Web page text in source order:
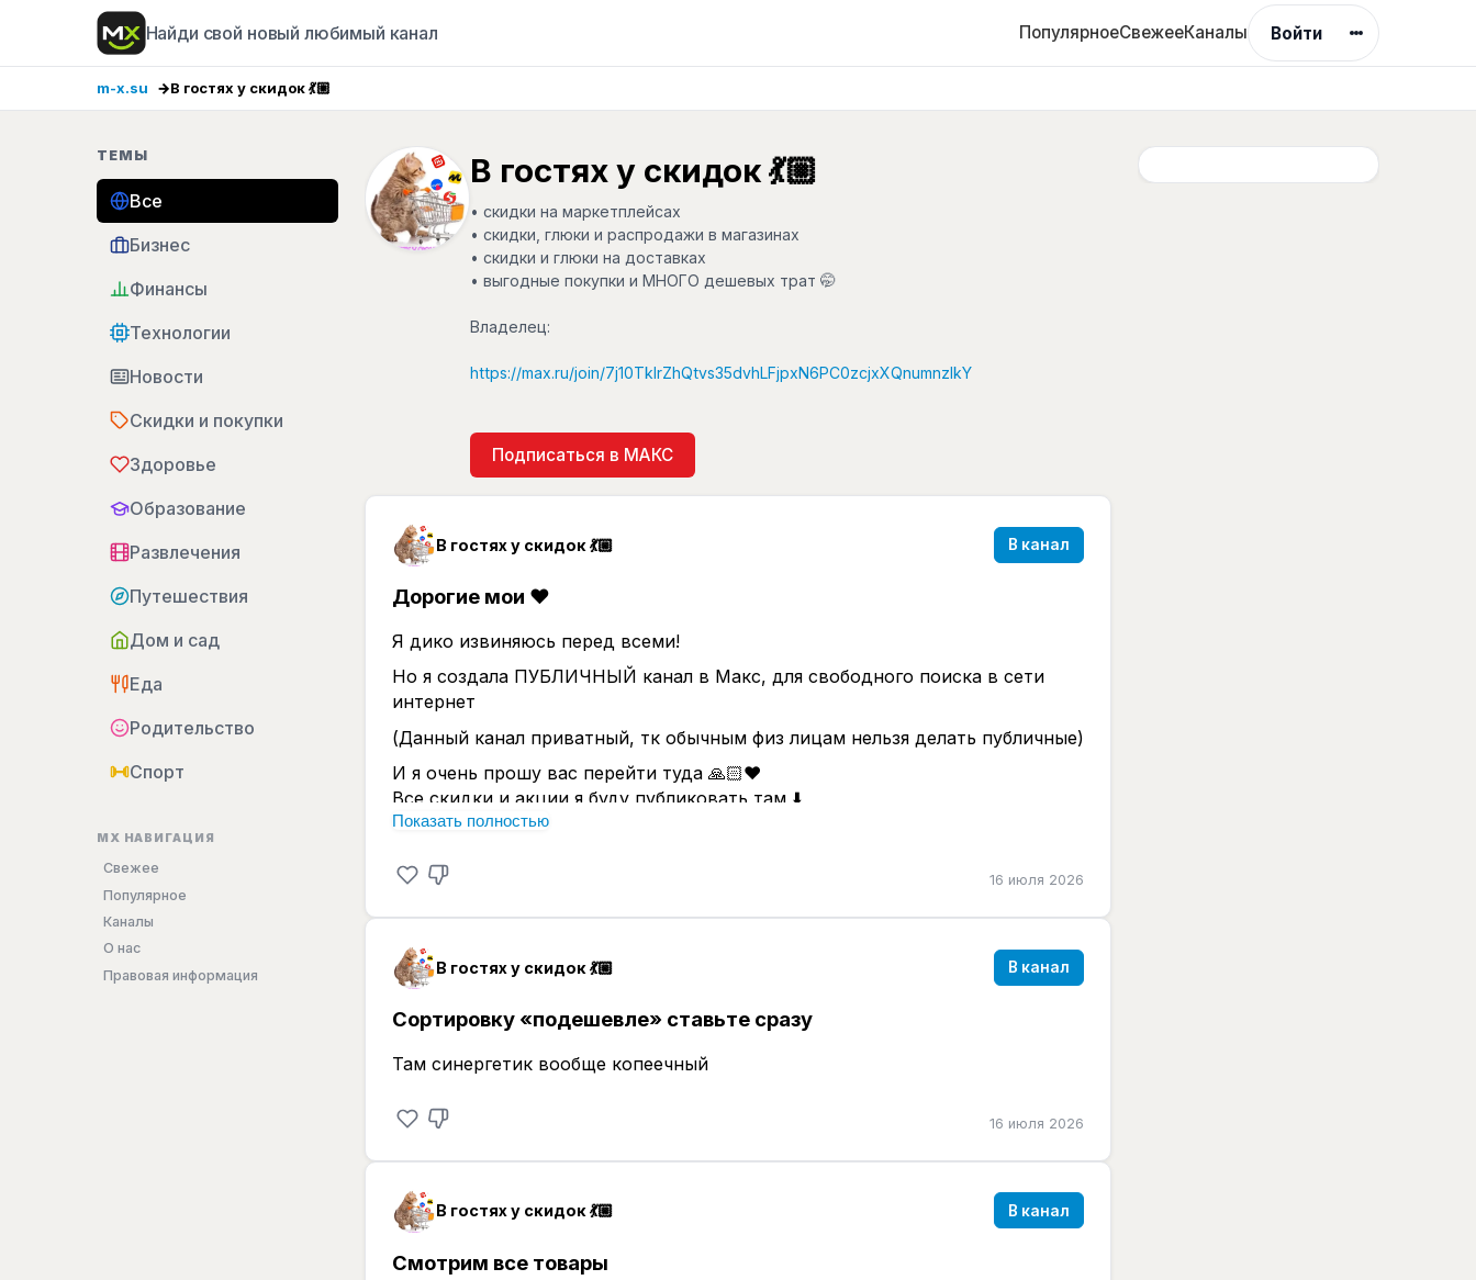
Найди свой новый любимый канал ПопулярноеСвежееКаналы Войти
m-x.su В гостях у скидок 💃🏼
ТЕМЫ
Все
Бизнес
Финансы
Технологии
Новости
Скидки и покупки
Здоровье
Образование
Развлечения
Путешествия
Дом и сад
Еда
Родительство
Спорт
MX НАВИГАЦИЯ
Свежее
Популярное
Каналы
О нас
Правовая информация
В гостях у скидок 💃🏼
• скидки на маркетплейсах
• скидки, глюки и распродажи в магазинах
• скидки и глюки на доставках
• выгодные покупки и МНОГО дешевых трат 🤭
Владелец:
https://max.ru/join/7j10TklrZhQtvs35dvhLFjpxN6PC0zcjxXQnumnzlkY
Подписаться в МАКС
В гостях у скидок 💃🏼 В канал
Дорогие мои ❤️
Я дико извиняюсь перед всеми!
Но я создала ПУБЛИЧНЫЙ канал в Макс, для свободного поиска в сети
интернет
(Данный канал приватный, тк обычным физ лицам нельзя делать публичные)
И я очень прошу вас перейти туда 🙏🏻❤️
Все скидки и акции я буду публиковать там ⬇️
Это последний переезд. Обещаю)
Показать полностью
16 июля 2026
В гостях у скидок 💃🏼 В канал
Сортировку «подешевле» ставьте сразу
Там синергетик вообще копеечный
16 июля 2026
В гостях у скидок 💃🏼 В канал
Смотрим все товары